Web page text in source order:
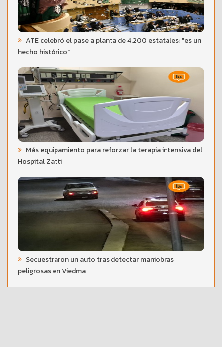
ATE celebró el pase a planta de 4.200 estatales: "es un
hecho histórico"
Más equipamiento para reforzar la terapia intensiva del
Hospital Zatti
Secuestraron un auto tras detectar maniobras
peligrosas en Viedma